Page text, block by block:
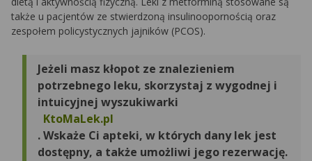
także u pacjentów ze stwierdzoną insulinoopornością oraz
zespołem policystycznych jajników (PCOS).
Jeżeli masz kłopot ze znalezieniem
potrzebnego leku, skorzystaj z wygodnej i
intuicyjnej wyszukiwarki
KtoMaLek.pl
. Wskaże Ci apteki, w których dany lek jest
dostępny, a także umożliwi jego rezerwację.